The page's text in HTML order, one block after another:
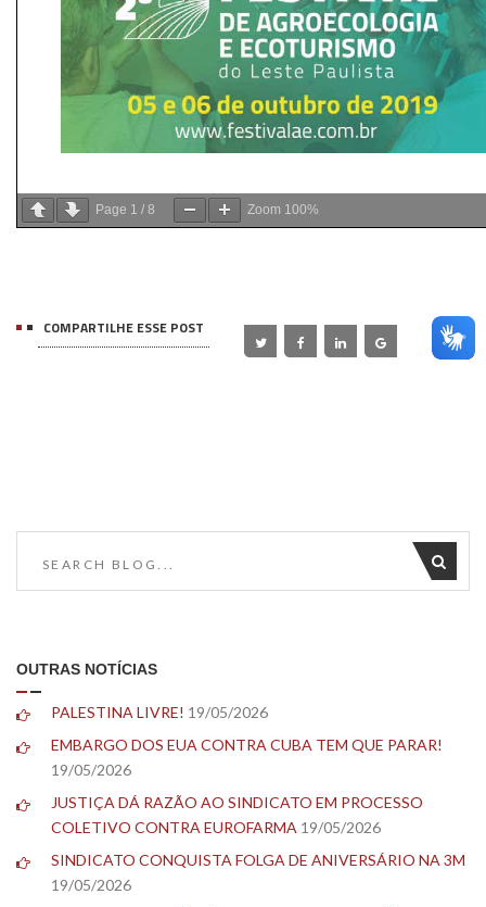
Page 1 / 8 Zoom 100%
COMPARTILHE ESSE POST
OUTRAS NOTÍCIAS
PALESTINA LIVRE! 19/05/2026
EMBARGO DOS EUA CONTRA CUBA TEM QUE PARAR!
19/05/2026
JUSTIÇA DÁ RAZÃO AO SINDICATO EM PROCESSO
COLETIVO CONTRA EUROFARMA 19/05/2026
SINDICATO CONQUISTA FOLGA DE ANIVERSÁRIO NA 3M
19/05/2026